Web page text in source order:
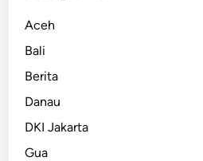
Aceh
Bali
Berita
Danau
DKI Jakarta
Gua